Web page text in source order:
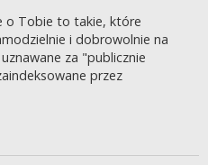
o Tobie to takie, które
i dobrowolnie na
za "publicznie
przez